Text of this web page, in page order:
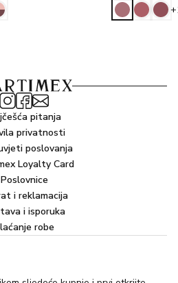
pitanja
privatnosti
poslovanja
Loyalty Card
Poslovnice
i reklamacija
i isporuka
robe